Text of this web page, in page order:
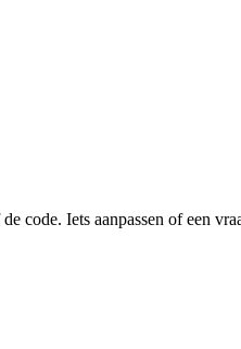
code. Iets aanpassen of een